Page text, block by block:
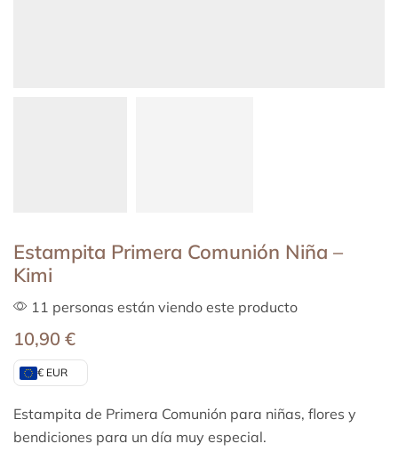
Estampita Primera Comunión Niña –
Kimi
11 personas están viendo este producto
10,90 €
€ EUR
Estampita de Primera Comunión para niñas, flores y
bendiciones para un día muy especial.